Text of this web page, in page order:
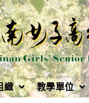
織 教學單位